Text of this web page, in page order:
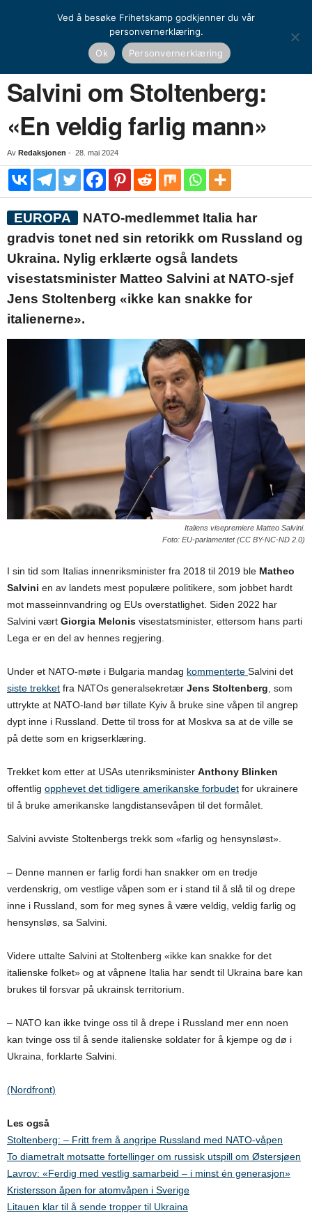
Salvini om Stoltenberg: «En veldig farlig mann»
Salvini om Stoltenberg:
«En veldig farlig mann»
Av Redaksjonen - 28. mai 2024
EUROPA
NATO-medlemmet Italia har
gradvis tonet ned sin retorikk om Russland og
Ukraina. Nylig erklærte også landets
visestatsminister Matteo Salvini at NATO-sjef
Jens Stoltenberg «ikke kan snakke for
italienerne».
Italiens visepremiere Matteo Salvini.
Foto: EU-parlamentet (CC BY-NC-ND 2.0)
I sin tid som Italias innenriksminister fra 2018 til 2019 ble Matheo
Salvini en av landets mest populære politikere, som jobbet hardt
mot masseinnvandring og EUs overstatlighet. Siden 2022 har
Salvini vært Giorgia Melonis visestatsminister, ettersom hans parti
Lega er en del av hennes regjering.
Under et NATO-møte i Bulgaria mandag kommenterte Salvini det
siste trekket fra NATOs generalsekretær Jens Stoltenberg , som
uttrykte at NATO-land bør tillate Kyiv å bruke sine våpen til angrep
dypt inne i Russland. Dette til tross for at Moskva sa at de ville se
på dette som en krigserklæring.
Trekket kom etter at USAs utenriksminister Anthony Blinken
offentlig opphevet det tidligere amerikanske forbudet for ukrainere
til å bruke amerikanske langdistansevåpen til det formålet.
Salvini avviste Stoltenbergs trekk som «farlig og hensynsløst».
– Denne mannen er farlig fordi han snakker om en tredje
verdenskrig, om vestlige våpen som er i stand til å slå til og drepe
inne i Russland, som for meg synes å være veldig, veldig farlig og
hensynsløs, sa Salvini.
Videre uttalte Salvini at Stoltenberg «ikke kan snakke for det
italienske folket» og at våpnene Italia har sendt til Ukraina bare kan
brukes til forsvar på ukrainsk territorium.
– NATO kan ikke tvinge oss til å drepe i Russland mer enn noen
kan tvinge oss til å sende italienske soldater for å kjempe og dø i
Ukraina, forklarte Salvini.
(Nordfront)
Les også
Stoltenberg: – Fritt frem å angripe Russland med NATO-våpen
To diametralt motsatte fortellinger om russisk utspill om Østersjøen
Lavrov: «Ferdig med vestlig samarbeid – i minst én generasjon»
Kristersson åpen for atomvåpen i Sverige
Litauen klar til å sende tropper til Ukraina
Ved å besøke Frihetskamp godkjenner du vår
personvernerklæring.
Ok
Personvernerklæring